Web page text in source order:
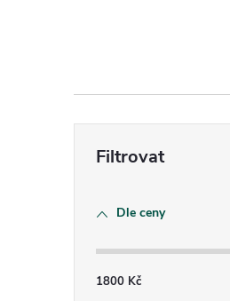
Dle ceny
1800 Kč